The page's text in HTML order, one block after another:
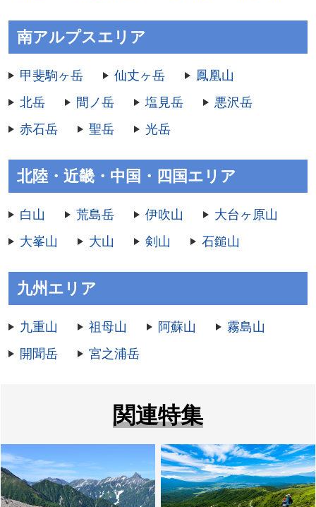
南アルプスエリア
甲斐駒ヶ岳 仙丈ヶ岳
鳳凰山
北岳
間ノ岳 塩見岳
悪沢岳
赤石岳
聖岳 光岳
北陸・近畿・中国・四国エリア
白山 荒島岳 伊吹山
大台ヶ原山
大峯山
大山 剣山 石鎚山
九州エリア
九重山 祖母山 阿蘇山
霧島山
開聞岳
宮之浦岳
関連特集